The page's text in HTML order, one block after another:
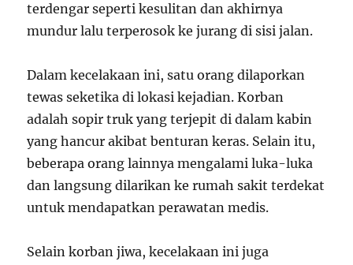
terdengar seperti kesulitan dan akhirnya
mundur lalu terperosok ke jurang di sisi jalan.
Dalam kecelakaan ini, satu orang dilaporkan
tewas seketika di lokasi kejadian. Korban
adalah sopir truk yang terjepit di dalam kabin
yang hancur akibat benturan keras. Selain itu,
beberapa orang lainnya mengalami luka-luka
dan langsung dilarikan ke rumah sakit terdekat
untuk mendapatkan perawatan medis.
Selain korban jiwa, kecelakaan ini juga